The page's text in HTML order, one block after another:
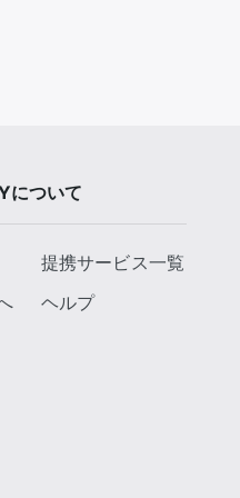
について
提携サービス一覧
ヘルプ